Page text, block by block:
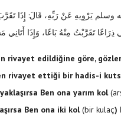
يَرْوِيهِ عَنْ رَبِّهِ، قَالَ: إِذَا
تَقَرَّبْتُ مِنْهُ بَاعًا، وَإِذَا أَتَانِي
rivayet edildiğine göre,
rivayet ettiği bir hadis-i
Ben ona yarım kol
Ben ona iki kol(bir kulaç)